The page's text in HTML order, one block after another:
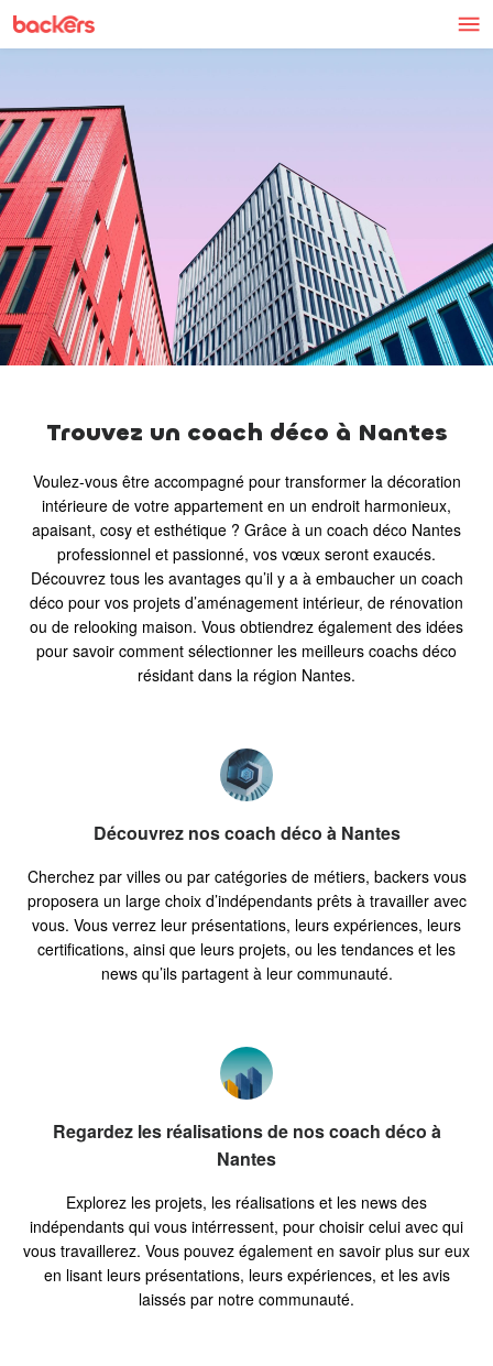
Skip to content
Trouvez un coach déco à Nantes
Voulez-vous être accompagné pour transformer la décoration
intérieure de votre appartement en un endroit harmonieux,
apaisant, cosy et esthétique ? Grâce à un coach déco Nantes
professionnel et passionné, vos vœux seront exaucés.
Découvrez tous les avantages qu’il y a à embaucher un coach
déco pour vos projets d’aménagement intérieur, de rénovation
ou de relooking maison. Vous obtiendrez également des idées
pour savoir comment sélectionner les meilleurs coachs déco
résidant dans la région Nantes.
Découvrez nos coach déco à Nantes
Cherchez par villes ou par catégories de métiers, backers vous
proposera un large choix d’indépendants prêts à travailler avec
vous. Vous verrez leur présentations, leurs expériences, leurs
certifications, ainsi que leurs projets, ou les tendances et les
news qu’ils partagent à leur communauté.
Regardez les réalisations de nos coach déco à
Nantes
Explorez les projets, les réalisations et les news des
indépendants qui vous intérressent, pour choisir celui avec qui
vous travaillerez. Vous pouvez également en savoir plus sur eux
en lisant leurs présentations, leurs expériences, et les avis
laissés par notre communauté.